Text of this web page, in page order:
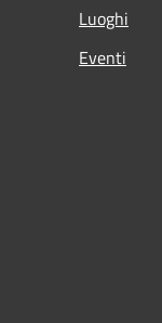
Luoghi
Eventi